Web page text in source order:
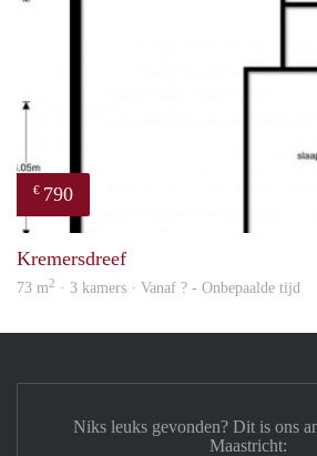
€ 790
Kremersdreef
73 m2 · 3 kamers · Vanaf ? - Onbepaalde tijd
Niks leuks gevonden? Dit is ons
Maastricht: